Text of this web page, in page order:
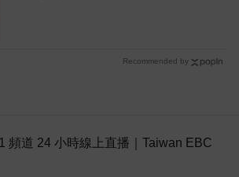
Recommended by
頻道 24 小時線上直播｜Taiwan EBC